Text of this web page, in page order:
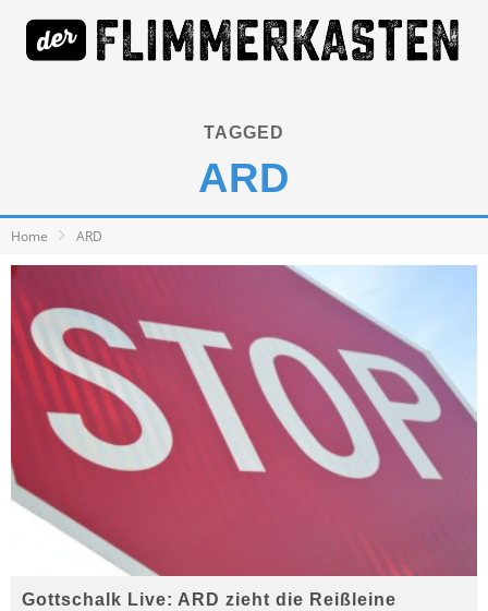
TAGGED
ARD
Home ARD
Gottschalk Live: ARD zieht die Reißleine